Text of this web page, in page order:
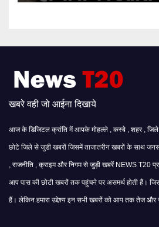
खबरे वही जो आईना दिखाये
आज के डिजिटल क्रांति में आपके मोहल्ले , कस्बे , शहर ,
छोटे जिले से जुडी खबरों जिसमें ताजातरीन खबरों के साथ
, राजनीति , क्राइम और निगम से जुड़ी खबरें NEWS
आप पास की छोटी खबरों तक पहुंचने पर असमर्थ होती हैं।
हैं। लेकिन हमारा उद्देश्य इन सभी खबरों को आप तक तेज और